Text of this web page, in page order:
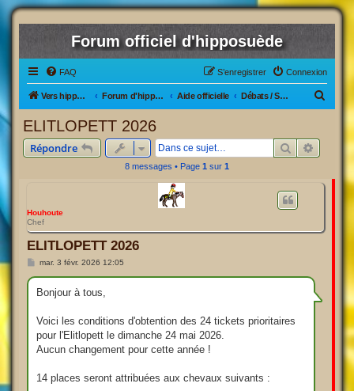
Forum officiel d'hipposuède
FAQ Connexion
S’enregistrer
Vers hipposuède, le jeu ! Forum d'hipposuède Aide officielle Débats / Suggestion d'améliorations
ELITLOPETT 2026
Répondre Rechercher
8 messages • Page 1 sur 1
Houhoute
Chef
ELITLOPETT 2026
M
s
s
e
mar. 3 févr. 2026 12:05
Bonjour à tous,
Voici les conditions d'obtention des 24 tickets prioritaires
pour l'Elitlopett le dimanche 24 mai 2026.
Aucun changement pour cette année !
14 places seront attribuées aux chevaux suivants :